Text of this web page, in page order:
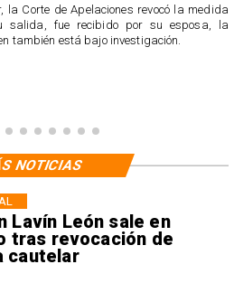
Corte de Apelaciones revocó la medida
salida, fue recibido por su esposa, la
también está bajo investigación.
Lavín León sale en
tras revocación de
cautelar
NOTICIAS